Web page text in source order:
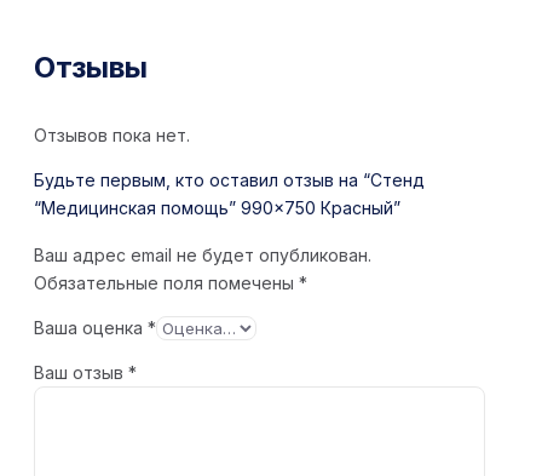
Отзывы
Отзывов пока нет.
Будьте первым, кто оставил отзыв на “Стенд
“Медицинская помощь” 990×750 Красный”
Ваш адрес email не будет опубликован.
Обязательные поля помечены *
Ваша оценка *
Ваш отзыв *